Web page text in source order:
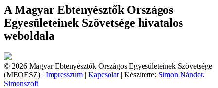
A Magyar Ebtenyésztők Országos
Egyesületeinek Szövetsége hivatalos
weboldala
© 2026 Magyar Ebtenyésztők Országos Egyesületeinek Szövetsége
(MEOESZ) | Impresszum | Kapcsolat | Készítette: Simon Nándor,
Simonszoft